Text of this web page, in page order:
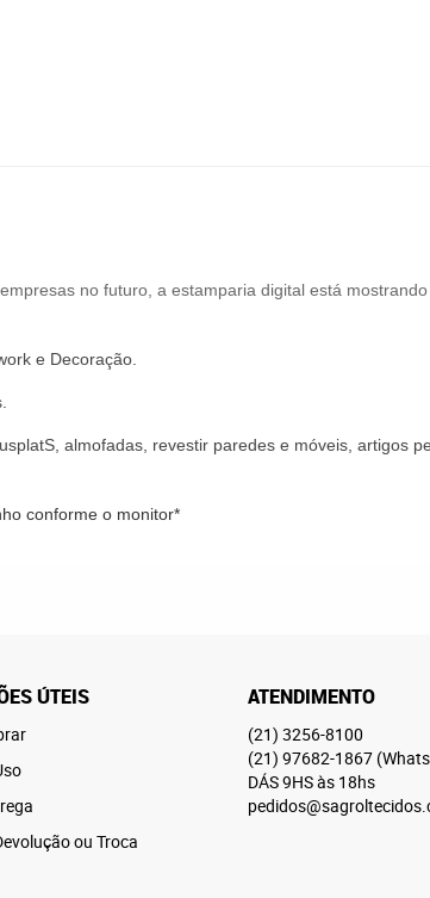
no futuro, a estamparia digital está
e Decoração
almofadas, revestir paredes e móveis, artigos
conforme o monitor*
ÚTEIS
ou Troca
ATENDIMENTO
(21) 3256-8100
(21) 97682-1867
DÁS 9HS às 18hs